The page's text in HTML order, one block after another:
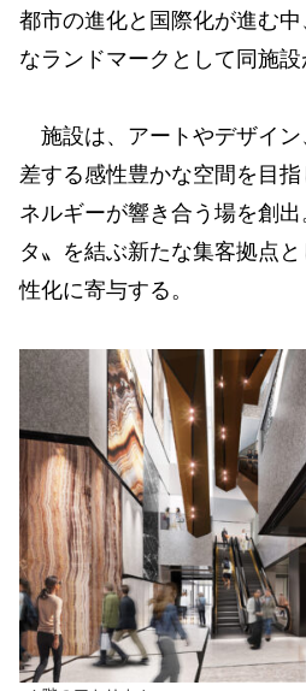
都市の進化と国際化が進む
なランドマークとして同施設
施設は、アートやデザイン
差する感性豊かな空間を目
ネルギーが響き合う場を創
タ〟を結ぶ新たな集客拠点
性化に寄与する。